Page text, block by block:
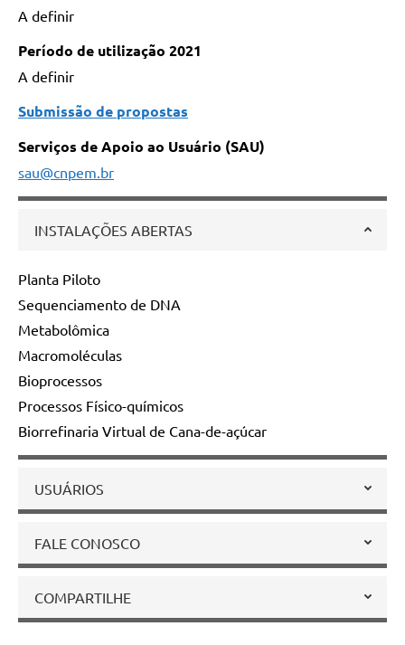
A definir
Período de utilização 2021
A definir
Submissão de propostas
Serviços de Apoio ao Usuário (SAU)
sau@cnpem.br
INSTALAÇÕES ABERTAS
Planta Piloto
Sequenciamento de DNA
Metabolômica
Macromoléculas
Bioprocessos
Processos Físico-químicos
Biorrefinaria Virtual de Cana-de-açúcar
USUÁRIOS
FALE CONOSCO
COMPARTILHE